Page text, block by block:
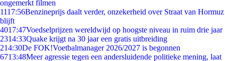
ongemerkt filmen
1117:56Benzineprijs daalt verder, onzekerheid over Straat van Hormuz
blijft
4017:47Voedselprijzen wereldwijd op hoogste niveau in ruim drie jaar
2314:33Quake krijgt na 30 jaar een gratis uitbreiding
214:30De FOK!Voetbalmanager 2026/2027 is begonnen
6713:48Meer agressie tegen een andersluidende politieke mening, laat